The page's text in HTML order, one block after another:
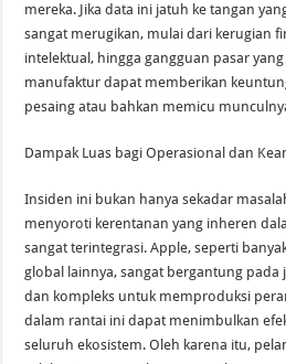
mereka. Jika data ini jatuh ke tangan
sangat merugikan, mulai dari kerugian
intelektual, hingga gangguan pasar
manufaktur dapat memberikan
pesaing atau bahkan memicu
Dampak Luas bagi Operasional dan
Insiden ini bukan hanya sekadar
menyoroti kerentanan yang inheren
sangat terintegrasi. Apple, seperti
global lainnya, sangat bergantung pada
dan kompleks untuk memproduksi
dalam rantai ini dapat menimbulkan
seluruh ekosistem. Oleh karena itu,